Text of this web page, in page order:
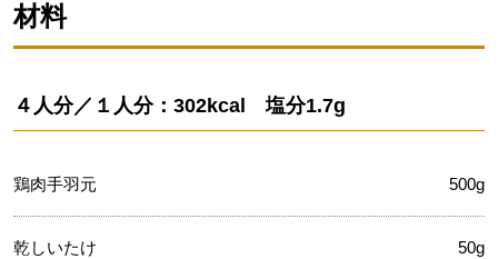
材料
４人分／１人分：302kcal 塩分1.7g
鶏肉手羽元 500g
乾しいたけ 50g